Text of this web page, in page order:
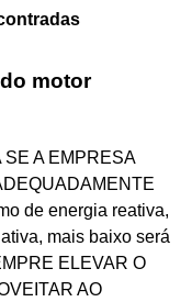
motor
A EMPRESA
de energia reativa,
mais baixo será
ELEVAR O
AO